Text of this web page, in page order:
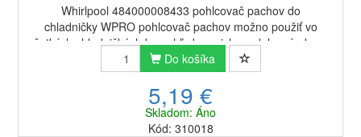
Whirlpool 484000008433 pohlcovač pachov do
chladničky WPRO pohlcovač pachov možno použiť vo
všetkých chladničkách bez ohľadu na ich model a výrobcu –
stačí ho umiestniť kdekoľvek vo vnútri zariadenia....
Do košíka
5,19 €
Skladom: Áno
Kód: 310018